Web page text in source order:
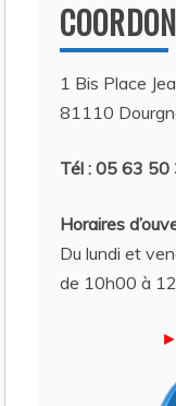
1 Bis Place
81110
Tél : 05 63 50
Horaires
Du lundi et
de 10h00 à
►